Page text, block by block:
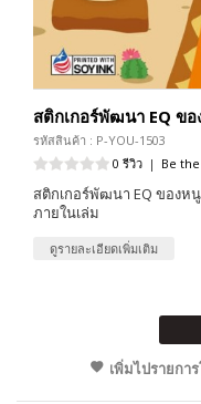
สติกเกอร์พัฒนา EQ ข
รหัสสินค้า : P-YOU-1503
0 รีวิว | Be
สติกเกอร์พัฒนา EQ ของ
ภายในเล่ม
ดูรายละเอียดเพิ่มเติม
เพิ่มไปรายกา